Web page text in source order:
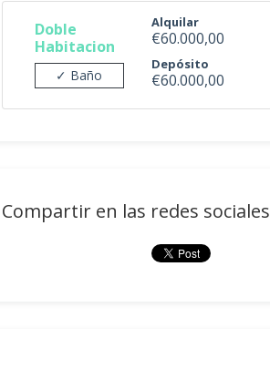
Doble
Habitacion
✓ Baño
Alquilar
€60.000,00
Depósito
€60.000,00
Compartir en las redes sociales